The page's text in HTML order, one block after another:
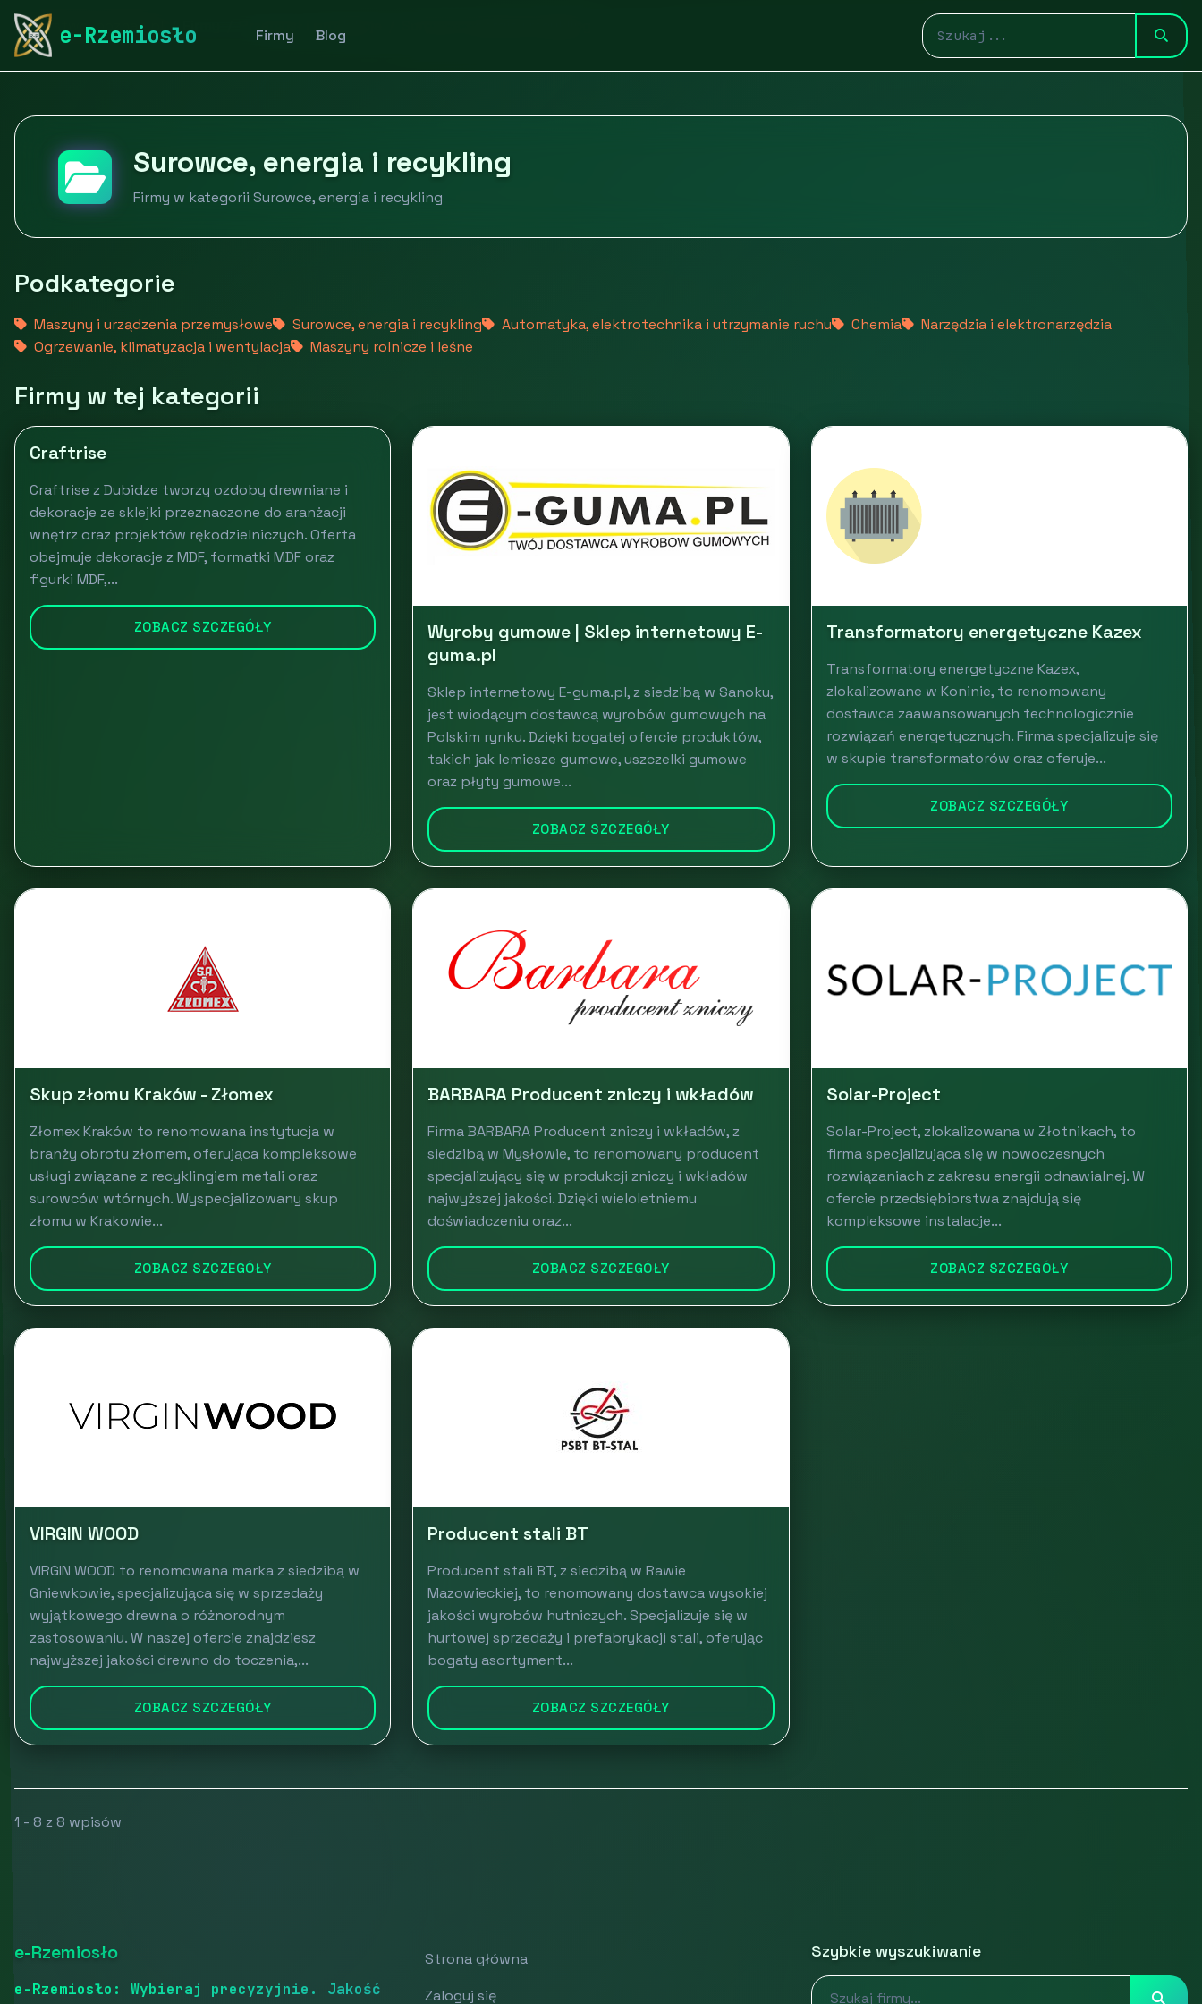
e-Rzemiosło Firmy Blog
rymarstwo-poznan.pl
Surowce, energia i recykling
Firmy w kategorii Surowce, energia i recykling
Podkategorie
Maszyny i urządzenia przemysłowe Surowce, energia i recykling Automatyka, elektrotechnika i utrzymanie ruchu Chemia
Narzędzia i elektronarzędzia
Ogrzewanie, klimatyzacja i wentylacja
Maszyny rolnicze i leśne
Firmy w tej kategorii
Craftrise
Craftrise z Dubidze tworzy ozdoby drewniane i
dekoracje ze sklejki przeznaczone do aranżacji
wnętrz oraz projektów rękodzielniczych. Oferta
obejmuje dekoracje z MDF, formatki MDF oraz
figurki MDF,...
ZOBACZ SZCZEGÓŁY
Wyroby gumowe | Sklep internetowy E-
guma.pl
Sklep internetowy E-guma.pl, z siedzibą w Sanoku,
jest wiodącym dostawcą wyrobów gumowych na
Polskim rynku. Dzięki bogatej ofercie produktów,
takich jak lemiesze gumowe, uszczelki gumowe
oraz płyty gumowe...
ZOBACZ SZCZEGÓŁY
Transformatory energetyczne Kazex
Transformatory energetyczne Kazex,
zlokalizowane w Koninie, to renomowany
dostawca zaawansowanych technologicznie
rozwiązań energetycznych. Firma specjalizuje się
w skupie transformatorów oraz oferuje...
ZOBACZ SZCZEGÓŁY
Skup złomu Kraków - Złomex
Złomex Kraków to renomowana instytucja w
branży obrotu złomem, oferująca kompleksowe
usługi związane z recyklingiem metali oraz
surowców wtórnych. Wyspecjalizowany skup
złomu w Krakowie...
ZOBACZ SZCZEGÓŁY
BARBARA Producent zniczy i wkładów
Firma BARBARA Producent zniczy i wkładów, z
siedzibą w Mysłowie, to renomowany producent
specjalizujący się w produkcji zniczy i wkładów
najwyższej jakości. Dzięki wieloletniemu
doświadczeniu oraz...
ZOBACZ SZCZEGÓŁY
Solar-Project
Solar-Project, zlokalizowana w Złotnikach, to
firma specjalizująca się w nowoczesnych
rozwiązaniach z zakresu energii odnawialnej. W
ofercie przedsiębiorstwa znajdują się
kompleksowe instalacje...
ZOBACZ SZCZEGÓŁY
VIRGIN WOOD
VIRGIN WOOD to renomowana marka z siedzibą w
Gniewkowie, specjalizująca się w sprzedaży
wyjątkowego drewna o różnorodnym
zastosowaniu. W naszej ofercie znajdziesz
najwyższej jakości drewno do toczenia,...
ZOBACZ SZCZEGÓŁY
Producent stali BT
Producent stali BT, z siedzibą w Rawie
Mazowieckiej, to renomowany dostawca wysokiej
jakości wyrobów hutniczych. Specjalizuje się w
hurtowej sprzedaży i prefabrykacji stali, oferując
bogaty asortyment...
ZOBACZ SZCZEGÓŁY
1 - 8 z 8 wpisów
e-Rzemiosło
e-Rzemiosło: Wybieraj precyzyjnie. Jakość
Strona główna
Zaloguj się
Szybkie wyszukiwanie